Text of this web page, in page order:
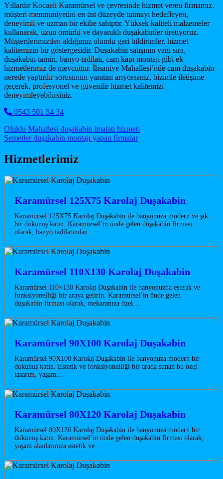
Yıllardır Kocaeli Karamürsel ve çevresinde hizmet veren firmamız,
müşteri memnuniyetini en üst düzeyde tutmayı hedefleyen,
deneyimli ve uzman bir ekibe sahiptir. Yüksek kaliteli malzemeler
kullanarak, uzun ömürlü ve dayanıklı duşakabinler üretiyoruz.
Müşterilerimizden aldığımız olumlu geri bildirimler, hizmet
kalitemizin bir göstergesidir. Duşakabin satışının yanı sıra,
duşakabin tamiri, banyo tadilatı, cam kapı montajı gibi ek
hizmetlerimiz de mevcuttur. İhsaniye Mahallesi’nde cam duşakabin
nerede yaptırılır sorusunun yanıtını arıyorsanız, bizimle iletişime
geçerek, profesyonel ve güvenilir hizmet kalitemizi
deneyimleyebilirsiniz.
0543 501 54 34
Post navigation
Oluklu Mahallesi duşakabin imalatı hizmeti
Semetler duşakabin montajı yapan firmalar
Hizmetlerimiz
Karamürsel 125X75 Karolaj Duşakabin
Karamürsel 125X75 Karolaj Duşakabin ile banyonuza modern ve şık
bir dokunuş katın. Karamürsel’in önde gelen duşakabin firması
olarak, banyo tadilatından…
Karamürsel 110X130 Karolaj Duşakabin
Karamürsel 110×130 Karolaj Duşakabin ile banyonuzda estetik ve
fonksiyonelliği bir araya getirin. Karamürsel’in önde gelen
duşakabin firması olarak, mekanınıza özel…
Karamürsel 90X100 Karolaj Duşakabin
Karamürsel 90X100 Karolaj Duşakabin ile banyonuza modern bir
dokunuş katın. Estetik ve fonksiyonelliği bir arada sunan bu özel
tasarım, yaşam…
Karamürsel 80X120 Karolaj Duşakabin
Karamürsel 80X120 Karolaj Duşakabin ile banyonuza modern bir
dokunuş katın. Karamürsel’in önde gelen duşakabin firması olarak,
yaşam alanlarınıza estetik ve…